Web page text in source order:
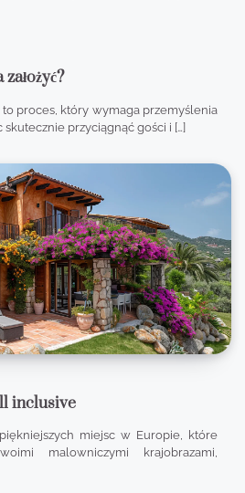
to proces, który wymaga przemyślenia
przyciągnąć gości i […]
inclusive
miejsc w Europie, które
malowniczymi krajobrazami,